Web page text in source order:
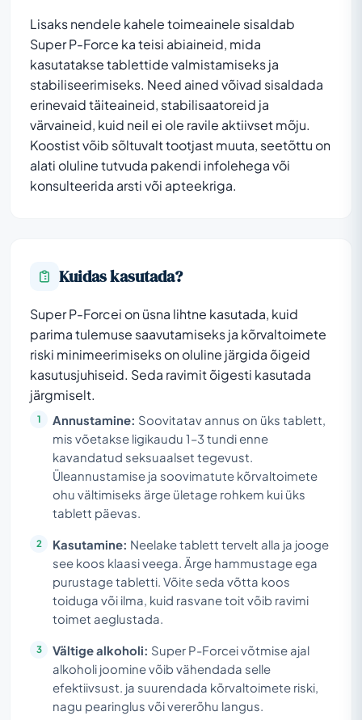
Lisaks nendele kahele toimeainele sisaldab
Super P-Force ka teisi abiaineid, mida
kasutatakse tablettide valmistamiseks ja
stabiliseerimiseks. Need ained võivad sisaldada
erinevaid täiteaineid, stabilisaatoreid ja
värvaineid, kuid neil ei ole ravile aktiivset mõju.
Koostist võib sõltuvalt tootjast muuta, seetõttu on
alati oluline tutvuda pakendi infolehega või
konsulteerida arsti või apteekriga.
Kuidas kasutada?
Super P-Forcei on üsna lihtne kasutada, kuid
parima tulemuse saavutamiseks ja kõrvaltoimete
riski minimeerimiseks on oluline järgida õigeid
kasutusjuhiseid. Seda ravimit õigesti kasutada
järgmiselt.
Annustamine: Soovitatav annus on üks tablett,
mis võetakse ligikaudu 1–3 tundi enne
kavandatud seksuaalset tegevust.
Üleannustamise ja soovimatute kõrvaltoimete
ohu vältimiseks ärge ületage rohkem kui üks
tablett päevas.
Kasutamine: Neelake tablett tervelt alla ja jooge
see koos klaasi veega. Ärge hammustage ega
purustage tabletti. Võite seda võtta koos
toiduga või ilma, kuid rasvane toit võib ravimi
toimet aeglustada.
Vältige alkoholi: Super P-Forcei võtmise ajal
alkoholi joomine võib vähendada selle
efektiivsust. ja suurendada kõrvaltoimete riski,
nagu pearinglus või vererõhu langus.